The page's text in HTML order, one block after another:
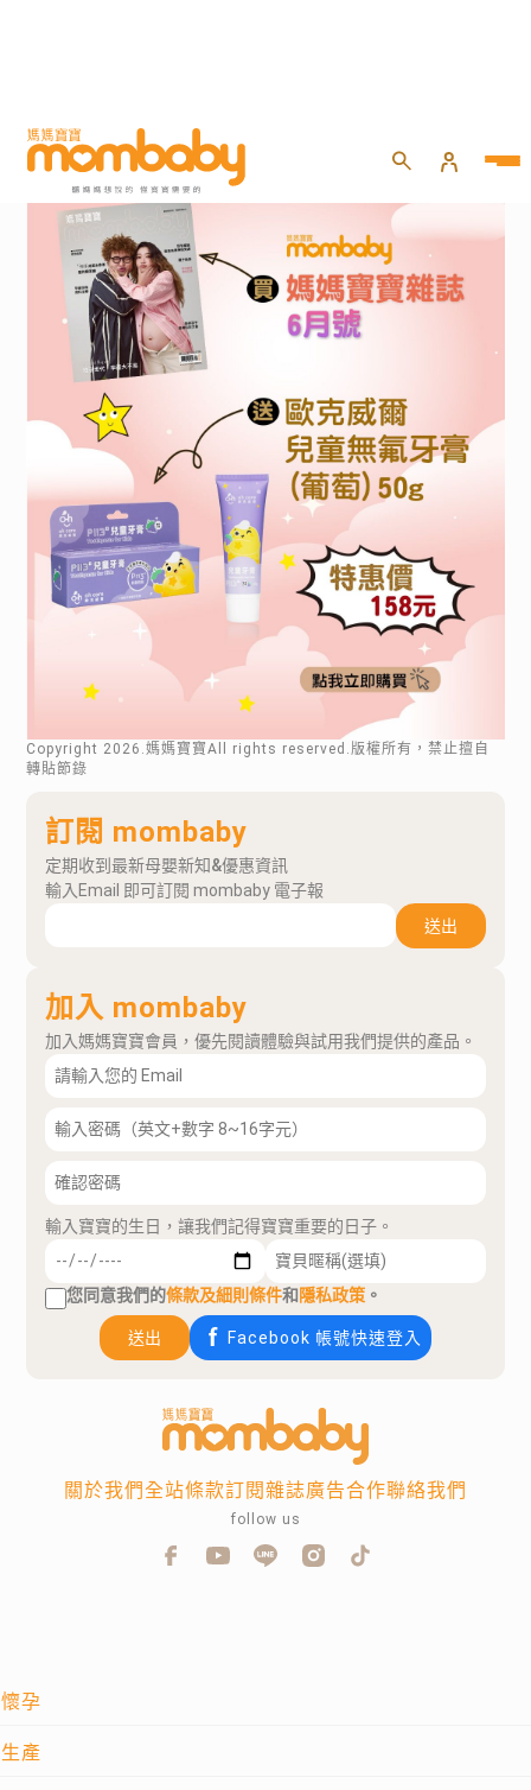
Copyright 2026 .媽媽寶寶All rights reserved.版權所有，禁止擅自
轉貼節錄
訂閱 mombaby
定期收到最新母嬰新知&優惠資訊
輸入Email 即可訂閱 mombaby 電子報
送出
加入 mombaby
加入媽媽寶寶會員，優先閱讀體驗與試用我們提供的產品。
輸入寶寶的生日，讓我們記得寶寶重要的日子。
您同意我們的條款及細則條件和隱私政策 。
送出 Facebook 帳號快速登入
懷孕
生產
關於我們全站條款訂閱雜誌廣告合作聯絡我們
follow us